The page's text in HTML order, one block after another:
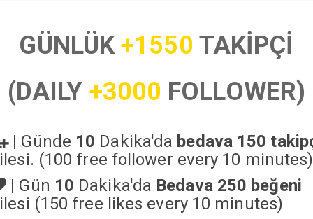
GÜNLÜK+1550 TAKİPÇİ
(DAILY +3000 FOLLOWER)
| Günde 10 Dakika'da bedava 150
(100 free follower every 10 minutes)
| Gün 10 Dakika'da Bedava 250 beğeni
(150 free likes every 10 minutes)